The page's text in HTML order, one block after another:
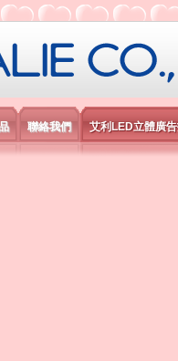
有限公司
聯絡我們 艾利LED立體廣